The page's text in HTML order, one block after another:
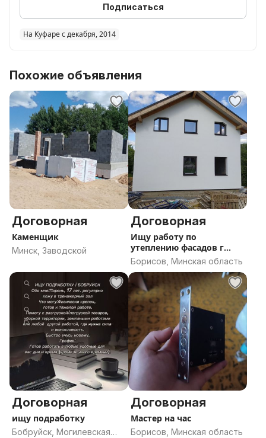
Подписаться
На Куфаре с декабря, 2014
Похожие объявления
Договорная
Каменщик
Минск, Заводской
Договорная
Ищу работу по
утеплению фасадов г
Борисов
Борисов, Минская область
Договорная
ищу подработку
Бобруйск, Могилевская
Договорная
Мастер на час
Борисов, Минская область